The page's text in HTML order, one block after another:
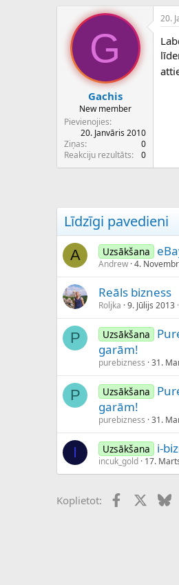
e
d
e
z
s
ā
c
ē
k
m
a
d
a
t
u
m
s
G
Gachis
New member
Pievienojies
20. Janvāris 2010
Ziņas
0
Reakciju rezultāts
0
20.
Līdzīgi pavedieni
A Uzsākšana
Andrew 4.
Reāls bizness
Roljka 9. Jūlijs 2013
P Uzsākšana
garām!
purebizness 31.
P Uzsākšana
garām!
purebizness 31.
I Uzsākšana i-
incuk_gold 17.
Koplietot: Facebook
X